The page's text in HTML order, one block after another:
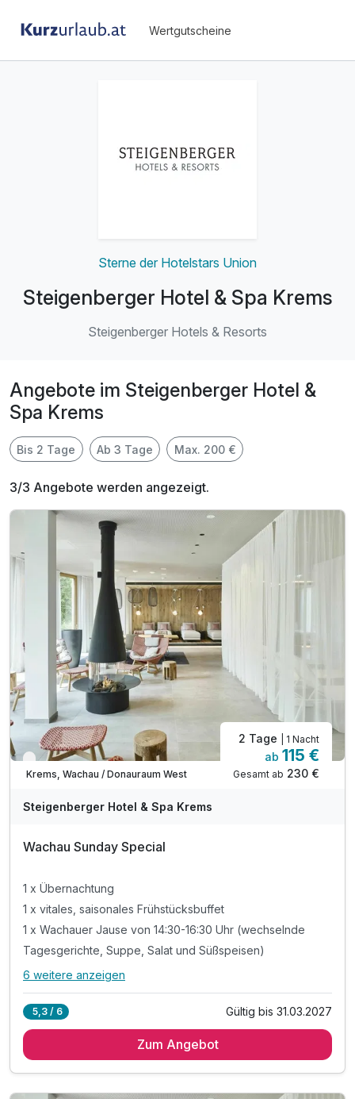
Wertgutscheine
Sterne der Hotelstars Union
Steigenberger Hotel & Spa Krems
Steigenberger Hotels & Resorts
Angebote im Steigenberger Hotel &
Spa Krems
Bis 2 Tage Ab 3 Tage Max. 200 €
3/3 Angebote werden angezeigt.
Verfügbar bis Dezember
Krems, Wachau / Donauraum West
2 Tage | 1 Nacht
ab 115 €
Gesamt ab 230 €
Steigenberger Hotel & Spa Krems
Wachau Sunday Special
1 x Übernachtung
1 x vitales, saisonales Frühstücksbuffet
1 x Wachauer Jause von 14:30-16:30 Uhr (wechselnde
Tagesgerichte, Suppe, Salat und Süßspeisen)
Alle Inklusivleistungen
1 x vitales, saisonales Frühstücksbuffet
6 weitere anzeigen
5,3 / 6 Gültig bis 31.03.2027
Zum Angebot